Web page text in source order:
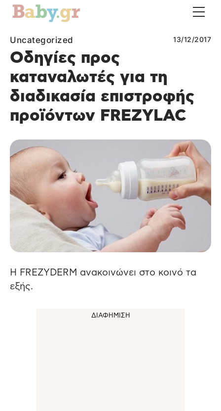
Uncategorized 13/12/2017
Οδηγίες προς
καταναλωτές για τη
διαδικασία επιστροφής
προϊόντων FREZYLAC
Η FREZYDERM ανακοινώνει στο κοινό τα
εξής.